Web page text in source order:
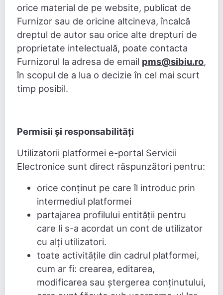
orice material de pe website, publicat de
Furnizor sau de oricine altcineva, încalcă
dreptul de autor sau orice alte drepturi de
proprietate intelectuală, poate contacta
Furnizorul la adresa de email pms@sibiu.ro,
în scopul de a lua o decizie în cel mai scurt
timp posibil.
Permisii și responsabilități
Utilizatorii platformei e-portal Servicii
Electronice sunt direct răspunzători pentru:
orice conținut pe care îl introduc prin
intermediul platformei
partajarea profilului entității pentru
care li s-a acordat un cont de utilizator
cu alți utilizatori.
toate activitățile din cadrul platformei,
cum ar fi: crearea, editarea,
modificarea sau ștergerea conținutului,